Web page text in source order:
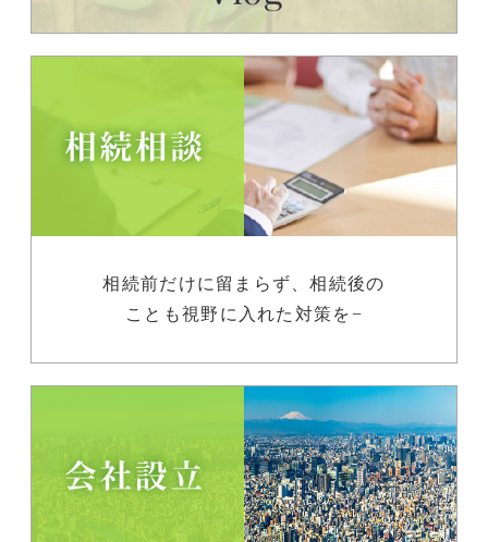
相続前だけに留まらず、相続後の
ことも視野に入れた対策を−